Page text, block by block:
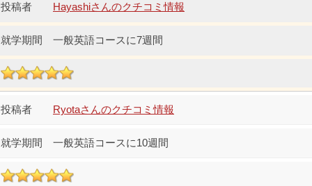
Hayashiさんのクチコミ情報
一般英語コースに7週間
Ryotaさんのクチコミ情報
一般英語コースに10週間